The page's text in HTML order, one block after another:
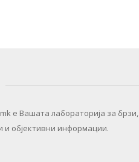
e Вашата лабораторија за брзи,
и објективни информации.